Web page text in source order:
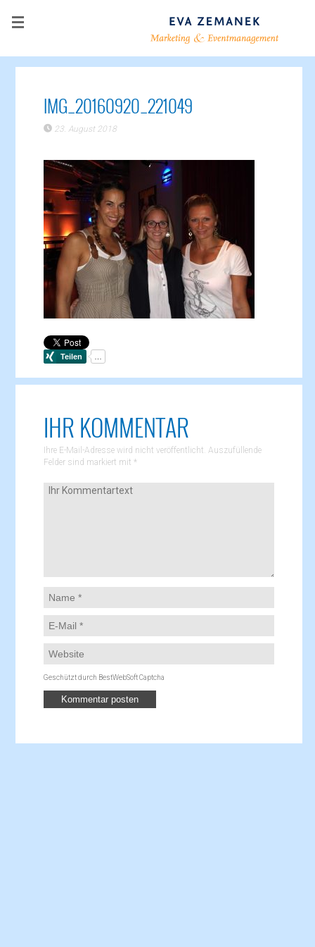
IMG_20160920_221049
23. August 2018
IHR KOMMENTAR
Ihre E-Mail-Adresse wird nicht veröffentlicht. Auszufüllende
Felder sind markiert mit *
Geschützt durch BestWebSoft Captcha